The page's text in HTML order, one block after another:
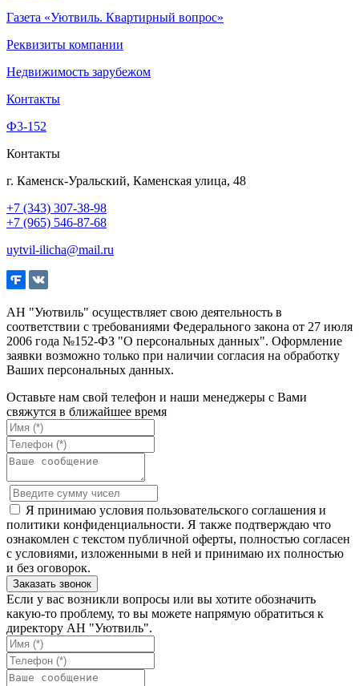
Газета «Уютвиль. Квартирный вопрос»
Реквизиты компании
Недвижимость зарубежом
Контакты
Ф3-152
Контакты
г. Каменск-Уральский, Каменская улица, 48
+7 (343) 307-38-98
+7 (965) 546-87-68
uytvil-ilicha@mail.ru
АН "Уютвиль" осуществляет свою деятельность в
соответствии с требованиями Федерального закона от 27 июля
2006 года №152-ФЗ "О персональных данных". Оформление
заявки возможно только при наличии согласия на обработку
Ваших персональных данных.
Оставьте нам свой телефон и наши менеджеры с Вами
свяжутся в ближайшее время
Я принимаю условия пользовательского соглашения и
политики конфиденциальности. Я также подтверждаю что
ознакомлен с текстом публичной оферты, полностью согласен
с условиями, изложенными в ней и принимаю их полностью
и без оговорок.
Если у вас возникли вопросы или вы хотите обозначить
какую-то проблему, то вы можете напрямую обратиться к
директору АН "Уютвиль".